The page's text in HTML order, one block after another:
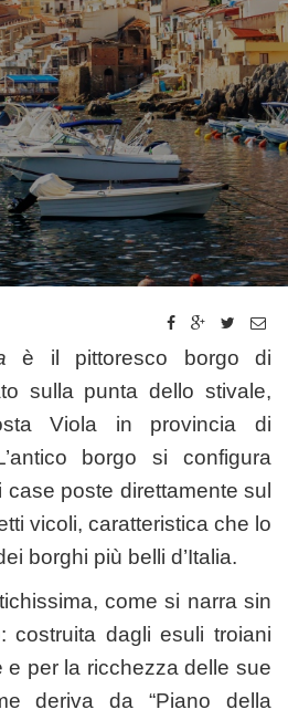
è il pittoresco borgo di
sulla punta dello stivale,
Viola in provincia di
borgo si configura
poste direttamente sul
vicoli, caratteristica che lo
borghi più belli d’Italia.
come si narra sin
costruita dagli esuli troiani
e per la ricchezza delle sue
deriva da “Piano della